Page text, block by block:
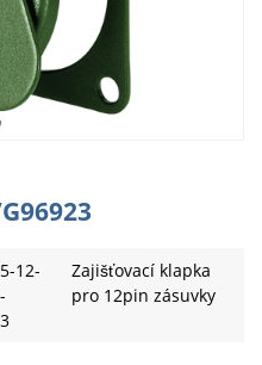
12-
Zajišťovací klapka
pro 12pin zásuvky